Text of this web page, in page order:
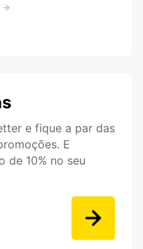
e fique a par das
E
de 10% no seu